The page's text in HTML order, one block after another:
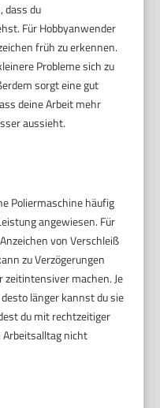
dass du
Für Hobbyanwender
früh zu erkennen.
Probleme sich zu
sorgt eine gut
deine Arbeit mehr
aussieht.
Poliermaschine häufig
angewiesen. Für
von Verschleiß
zu Verzögerungen
zeitintensiver machen. Je
länger kannst du sie
du mit rechtzeitiger
Arbeitsalltag nicht